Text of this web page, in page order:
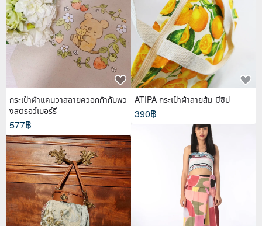
กระเป๋าผ้าแคนวาสลายควอกก้ากับพว
งสตรอว์เบอร์รี
577฿
ATIPA กระเป๋าผ้าลายส้ม มีซิป
390฿